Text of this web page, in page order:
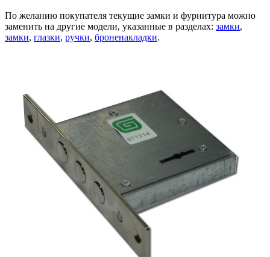
По желанию покупателя текущие замки и фурнитура можно
заменить на другие модели, указанные в разделах: замки,
замки, глазки, ручки, броненакладки.